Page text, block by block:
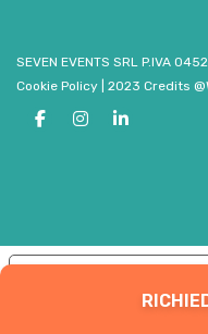
SEVEN EVENTS SRL P.IVA
Cookie Policy
2023 Credits
Informativa sulla